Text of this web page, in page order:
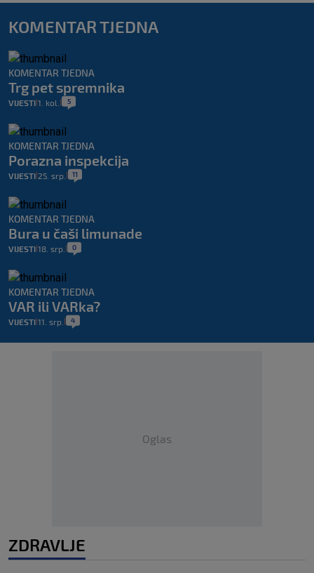
KOMENTAR TJEDNA
KOMENTAR TJEDNA
Trg pet spremnika
VIJESTI 1. kol. 5
KOMENTAR TJEDNA
Porazna inspekcija
VIJESTI 25. srp. 11
KOMENTAR TJEDNA
Bura u čaši limunade
VIJESTI 18. srp. 0
KOMENTAR TJEDNA
VAR ili VARka?
VIJESTI 11. srp. 4
Oglas
ZDRAVLJE